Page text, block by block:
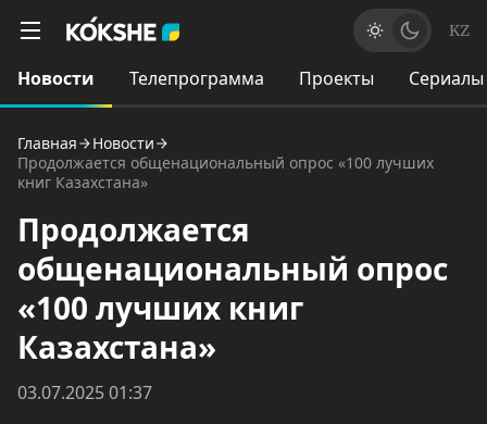
KZ
Новости Телепрограмма Проекты Сериалы
Главная
Новости
Продолжается общенациональный опрос «100 лучших
книг Казахстана»
Продолжается
общенациональный опрос
«100 лучших книг
Казахстана»
03.07.2025 01:37